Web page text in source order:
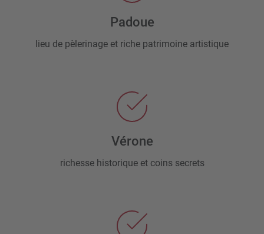
Padoue
lieu de pèlerinage et riche patrimoine artistique
Vérone
richesse historique et coins secrets